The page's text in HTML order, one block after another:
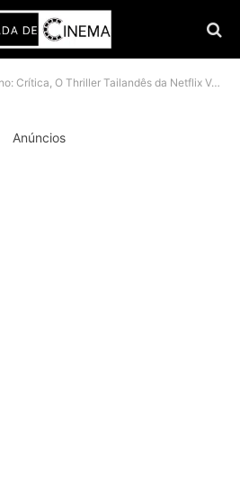
O Thriller Tailandês da Netflix Vale a Pena?
Anúncios